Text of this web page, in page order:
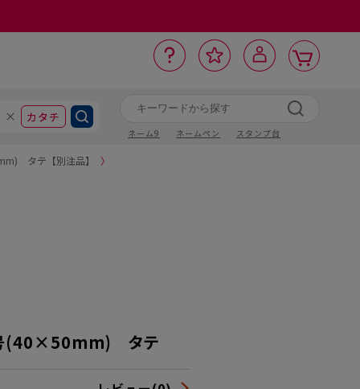
カタチ
ネーム9 ネームペン スタンプ台
サ
ポ
ト
ー お
気
に
入
り
ロ
グ
イ
ン ト
ー
タテ【別注品】 〉
(40×50mm) タテ